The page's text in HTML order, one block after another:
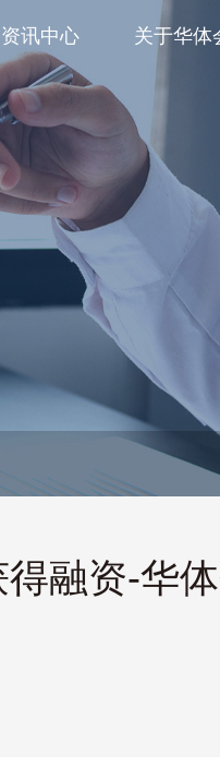
资讯中心 关于华体
融资-华